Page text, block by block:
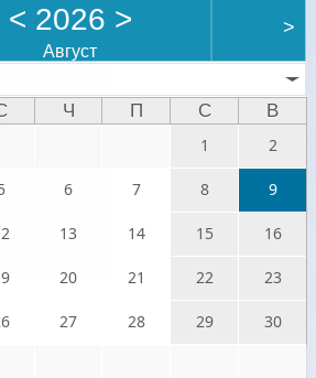
< 2026 >
Август
>
Ч П С
В
1
2
6 7 8 9
13 14 15 16
20 21 22 23
27 28 29 30